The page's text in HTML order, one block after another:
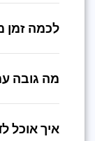
לכמה זמן
מה גובה
איך אוכל